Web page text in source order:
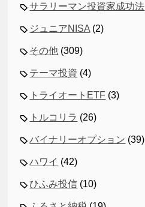
サラリーマン投資家成功法
ジュニアNISA (2)
その他 (309)
テーマ投資 (4)
トライオートETF (3)
トルコリラ (26)
バイナリーオプション (39)
ハワイ (42)
ひふみ投信 (10)